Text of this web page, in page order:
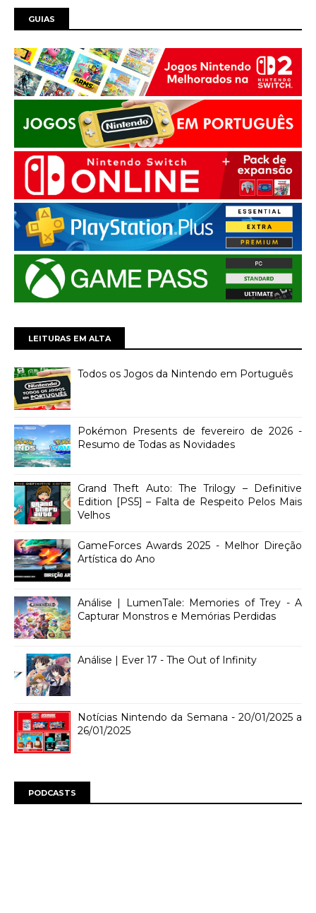
GUIAS
LEITURAS EM ALTA
Todos os Jogos da Nintendo em Português
Pokémon Presents de fevereiro de 2026 -
Resumo de Todas as Novidades
Grand Theft Auto: The Trilogy – Definitive
Edition [PS5] – Falta de Respeito Pelos Mais
Velhos
GameForces Awards 2025 - Melhor Direção
Artística do Ano
Análise | LumenTale: Memories of Trey - A
Capturar Monstros e Memórias Perdidas
Análise | Ever 17 - The Out of Infinity
Notícias Nintendo da Semana - 20/01/2025 a
26/01/2025
PODCASTS